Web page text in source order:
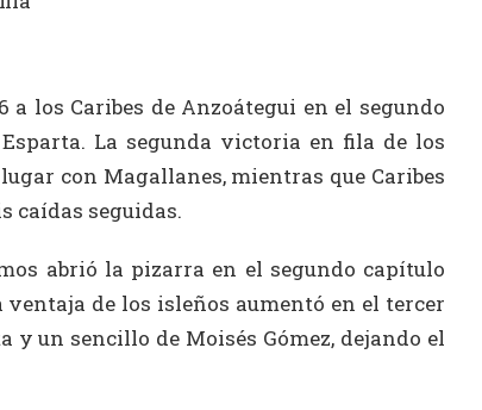
los Caribes de Anzoátegui en el segundo
La segunda victoria en fila de los
con Magallanes, mientras que Caribes
caídas seguidas.
abrió la pizarra en el segundo capítulo
ventaja de los isleños aumentó en el tercer
un sencillo de Moisés Gómez, dejando el